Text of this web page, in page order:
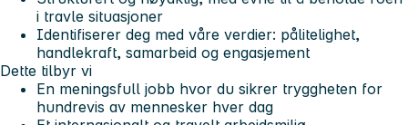
i travle situasjoner
Identifiserer deg med våre verdier: pålitelighet,
handlekraft, samarbeid og engasjement
Dette tilbyr vi
En meningsfull jobb hvor du sikrer tryggheten for
hundrevis av mennesker hver dag